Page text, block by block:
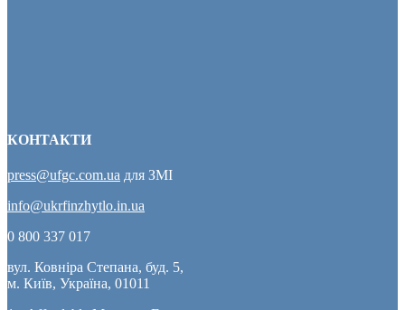
КОНТАКТИ
press@ufgc.com.ua для ЗМІ
info@ukrfinzhytlo.in.ua
0 800 337 017
вул. Ковніра Степана, буд. 5,
м. Київ, Україна, 01011